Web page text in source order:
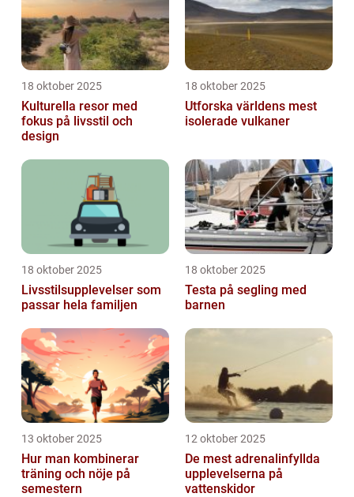
18 oktober 2025
Kulturella resor med
fokus på livsstil och
design
18 oktober 2025
Utforska världens mest
isolerade vulkaner
18 oktober 2025
Livsstilsupplevelser som
passar hela familjen
18 oktober 2025
Testa på segling med
barnen
13 oktober 2025
Hur man kombinerar
träning och nöje på
semestern
12 oktober 2025
De mest adrenalinfyllda
upplevelserna på
vattenskidor